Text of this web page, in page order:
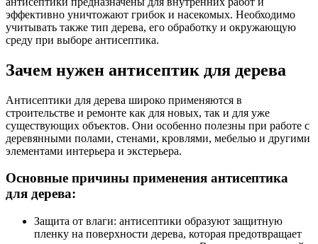
эффективно уничтожают грибок и насекомых. Необходимо
учитывать также тип дерева, его обработку и окружающую
среду при выборе антисептика.
Зачем нужен антисептик для дерева
Антисептики для дерева широко применяются в
строительстве и ремонте как для новых, так и для уже
существующих объектов. Они особенно полезны при работе с
деревянными полами, стенами, кровлями, мебелью и другими
элементами интерьера и экстерьера.
Основные причины применения антисептика
для дерева:
Защита от влаги: антисептики образуют защитную
пленку на поверхности дерева, которая предотвращает